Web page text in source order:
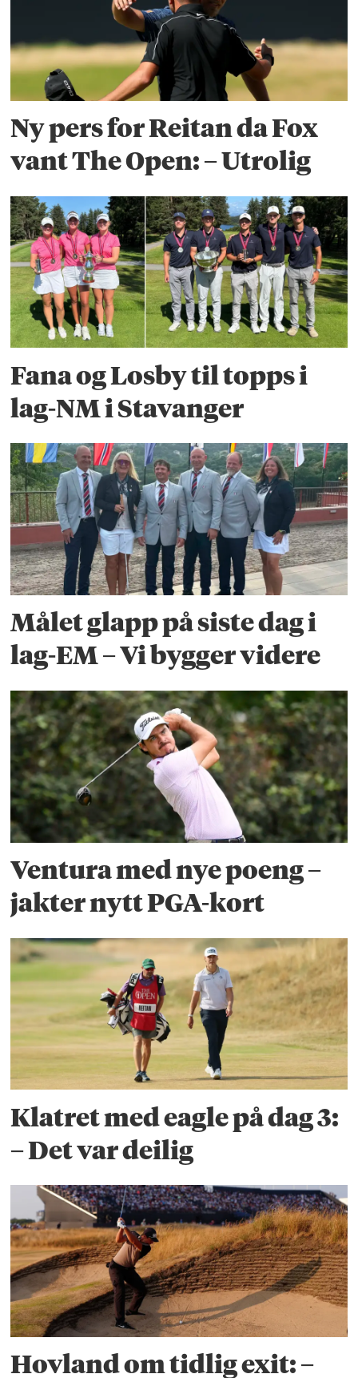
Ny pers for Reitan da Fox
vant The Open: – Utrolig
Fana og Losby til topps i
lag-NM i Stavanger
Målet glapp på siste dag i
lag-EM – Vi bygger videre
Ventura med nye poeng –
jakter nytt PGA-kort
Klatret med eagle på dag 3:
– Det var deilig
Hovland om tidlig exit: –